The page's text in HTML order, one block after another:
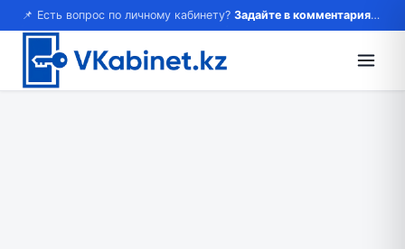
📌 Есть вопрос по личному кабинету? Задайте в комментариях — ответим!